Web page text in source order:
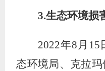
3.生态环境损
2022年8 月 15
态环境局、克拉